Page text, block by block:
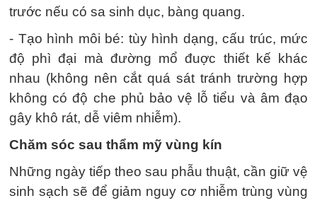
trước nếu có sa sinh dục, bàng quang.
- Tạo hình môi bé: tùy hình dạng, cấu trúc, mức
độ phì đại mà đường mổ đuợc thiết kế khác
nhau (không nên cắt quá sát tránh trường hợp
không có độ che phủ bảo vệ lỗ tiểu và âm đạo
gây khô rát, dễ viêm nhiễm).
Chăm sóc sau thẩm mỹ vùng kín
Những ngày tiếp theo sau phẫu thuật, cần giữ vệ
sinh sạch sẽ để giảm nguy cơ nhiễm trùng vùng